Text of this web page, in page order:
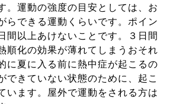
。運動の強度の目安としては、お
らできる運動くらいです。ポイン
間以上あけないことです。３日間
順化の効果が薄れてしまうおそれ
に夏に入る前に熱中症が起こるの
できていない状態のために、起こ
います。屋外で運動をされる方は